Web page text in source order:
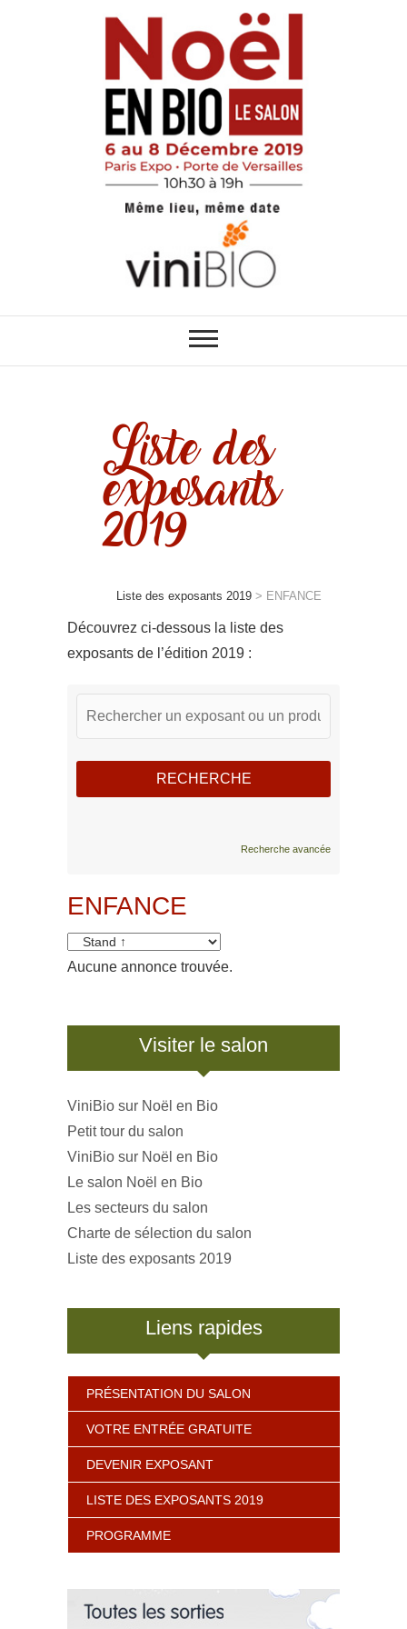
Liste des
exposants
2019
Liste des exposants 2019 > ENFANCE
Découvrez ci-dessous la liste des
exposants de l’édition 2019 :
Recherche avancée
ENFANCE
Aucune annonce trouvée.
Visiter le salon
ViniBio sur Noël en Bio
Petit tour du salon
ViniBio sur Noël en Bio
Le salon Noël en Bio
Les secteurs du salon
Charte de sélection du salon
Liste des exposants 2019
Liens rapides
PRÉSENTATION DU SALON
VOTRE ENTRÉE GRATUITE
DEVENIR EXPOSANT
LISTE DES EXPOSANTS 2019
PROGRAMME